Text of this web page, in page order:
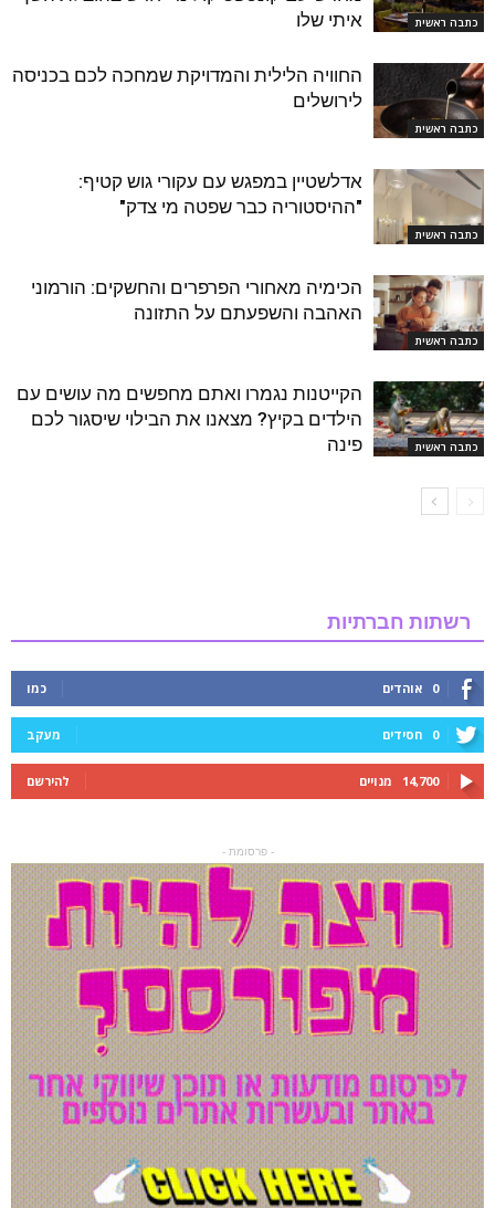
כתבה ראשית
איתי שלו
כתבה ראשית
החוויה הלילית והמדויקת שמחכה לכם בכניסה
לירושלים
כתבה ראשית
אדלשטיין במפגש עם עקורי גוש קטיף:
"ההיסטוריה כבר שפטה מי צדק"
כתבה ראשית
הכימיה מאחורי הפרפרים והחשקים: הורמוני
האהבה והשפעתם על התזונה
כתבה ראשית
הקייטנות נגמרו ואתם מחפשים מה עושים עם
הילדים בקיץ? מצאנו את הבילוי שיסגור לכם
פינה
רשתות חברתיות
0 אוהדים כמו
0 חסידים מעקב
14,700 מנויים להירשם
- פרסומת -